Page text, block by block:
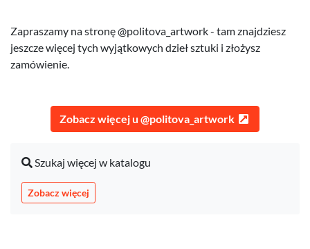
Zapraszamy na stronę @politova_artwork - tam znajdziesz
jeszcze więcej tych wyjątkowych dzieł sztuki i złożysz
zamówienie.
Zobacz więcej u @politova_artwork
Szukaj więcej w katalogu
Zobacz więcej